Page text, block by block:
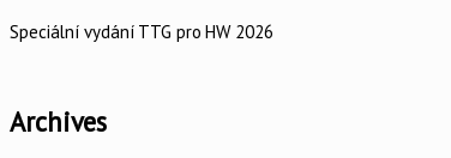
Speciální vydání TTG pro HW 2026
Archives